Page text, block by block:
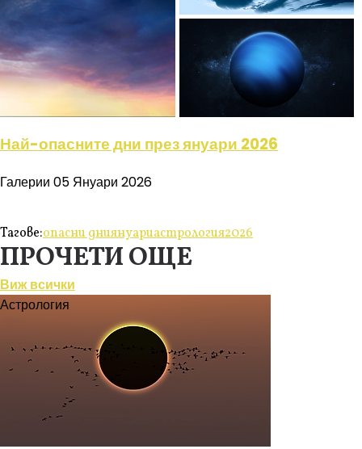
Най-опасните дни през януари 2026
Галерии 05 Януари 2026
Тагове:опасни дниянуариастрология2026
ПРОЧЕТИ ОЩЕ
Виж всички
Астрология